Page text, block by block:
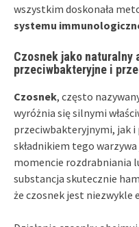
wszystkim doskonała
systemu
Czosnek jako naturalny
przeciwbakteryjne i
Czosnek, często
wyróżnia się silnymi
przeciwbakteryjnymi, jak
składnikiem tego
momencie rozdrabniania
substancja skutecznie
że czosnek jest niezwykle